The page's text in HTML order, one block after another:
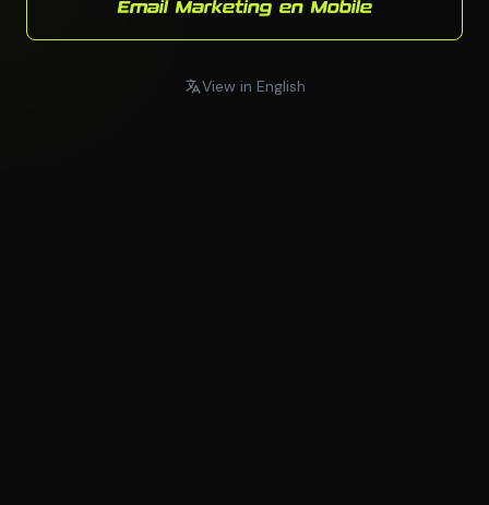
Email Marketing en Mobile
View in English